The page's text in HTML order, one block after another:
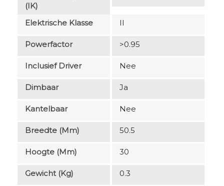
(IK)
Elektrische Klasse II
Powerfactor >0.95
Inclusief Driver Nee
Dimbaar Ja
Kantelbaar Nee
Breedte (mm) 50.5
Hoogte (mm) 30
Gewicht (kg) 0.3